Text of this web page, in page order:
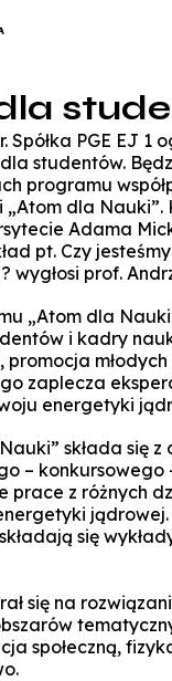
Studia
PGE EJ 1
studentów.
programu
„Atom dla Nauki”.
Adama
pt. Czy
wygłosi prof.
„Atom dla
i kadry
zaplecza
energetyki
składa się z
– konkursowego
prace z różnych
się
się na
społeczną,